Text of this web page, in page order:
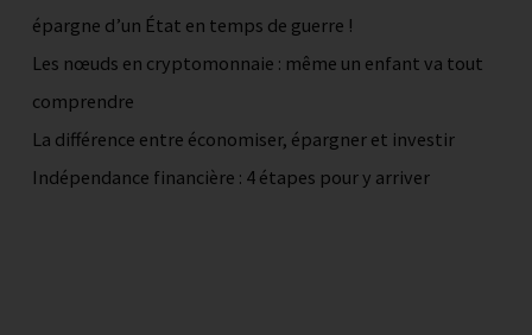
épargne d’un État en temps de guerre !
Les nœuds en cryptomonnaie : même un enfant va tout
comprendre
La différence entre économiser, épargner et investir
Indépendance financière : 4 étapes pour y arriver